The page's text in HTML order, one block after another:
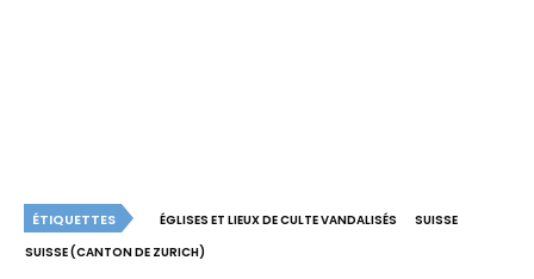
ÉTIQUETTES ÉGLISES ET LIEUX DE CULTE VANDALISÉS
SUISSE
SUISSE (CANTON DE ZURICH)